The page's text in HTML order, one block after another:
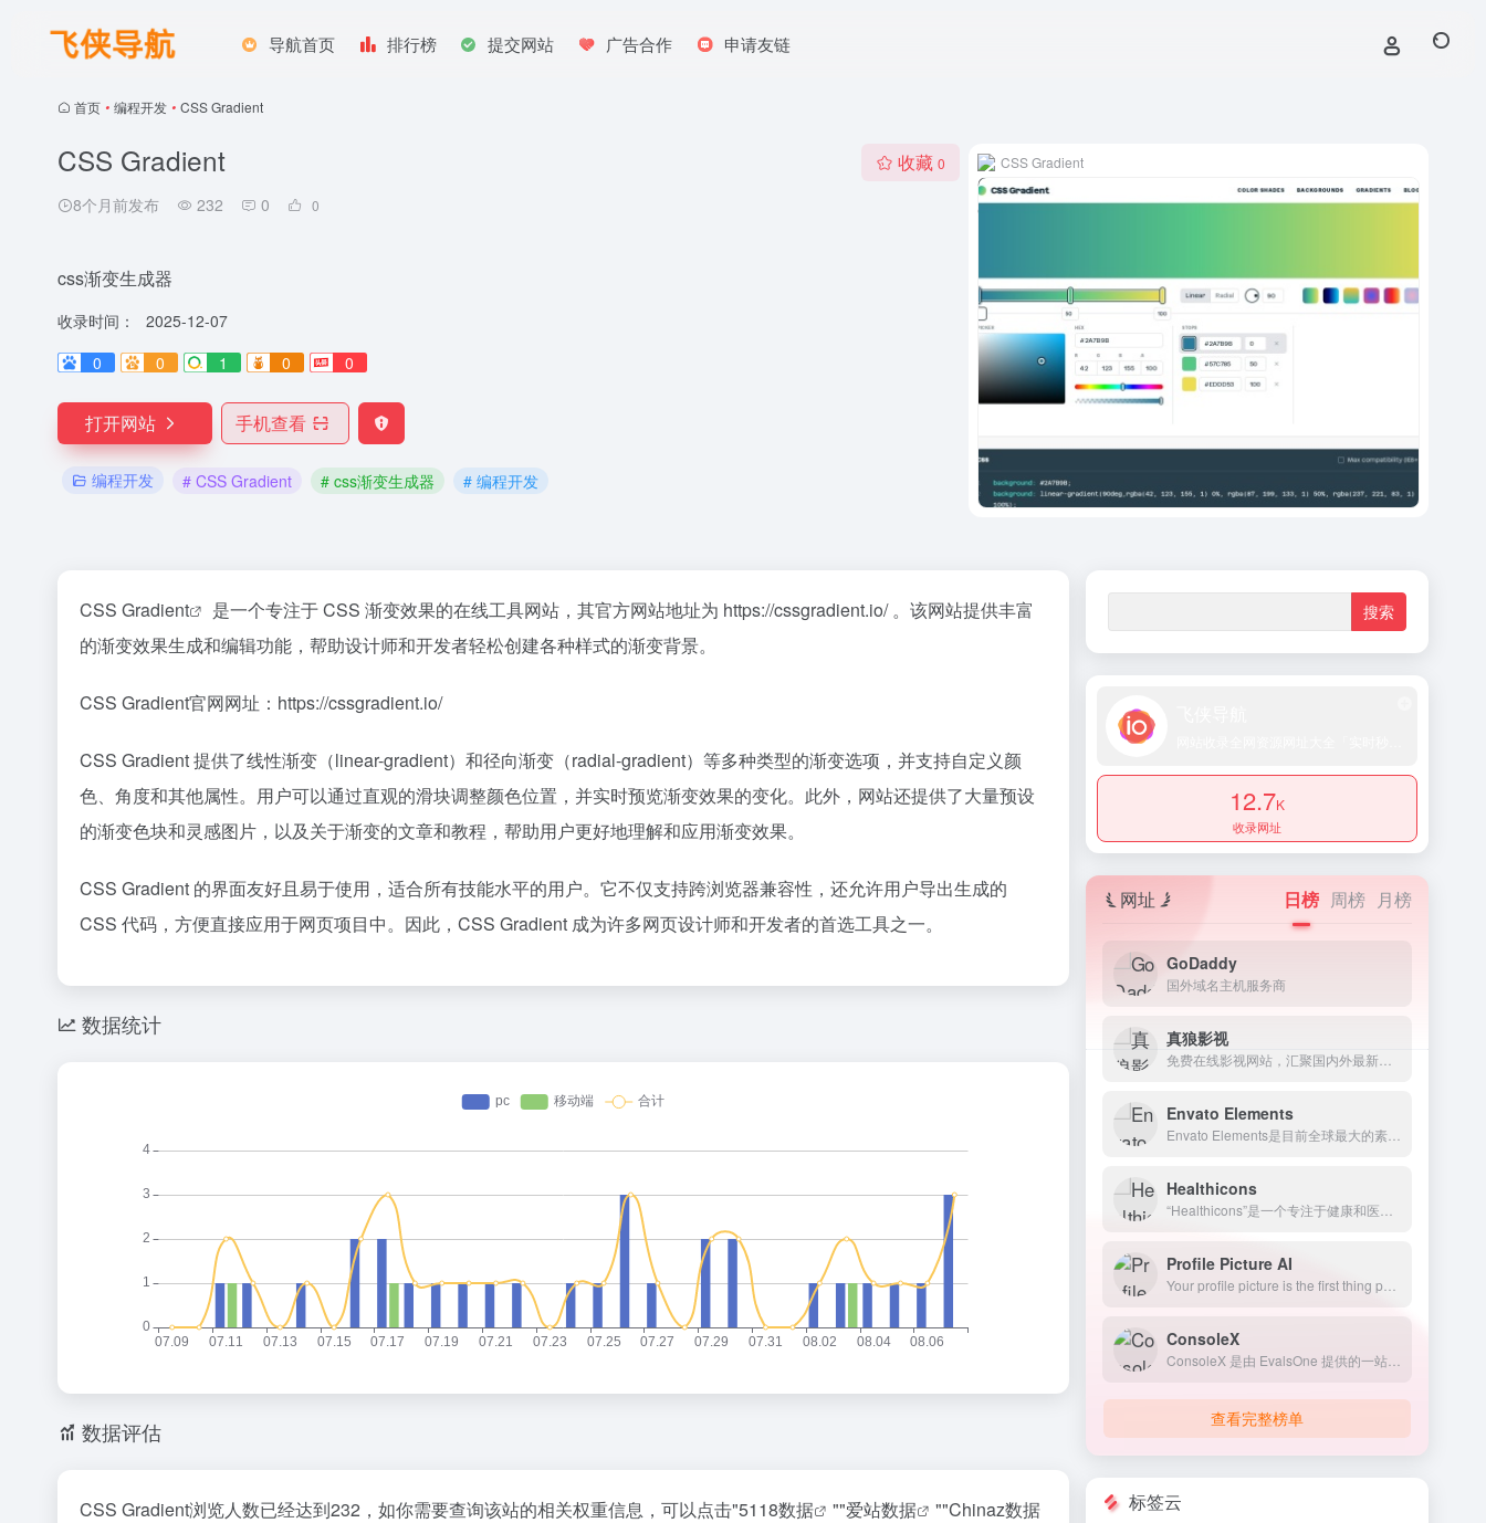
导航首页 排行榜 提交网站 广告合作 申请友链
首页 • 编程开发 • CSS Gradient
CSS Gradient
8个月前发布 232 0 0
收藏 0
css渐变生成器
收录时间：
2025-12-07
0
0 1 0 0
打开网站 手机查看
编程开发 # CSS Gradient # css渐变生成器 # 编程开发
CSS Gradient
CSS Gradient
是一个专注于 CSS 渐变效果的在线工具网站，其官方网站地址为 https://cssgradient.io/ 。该网站提供丰富
的渐变效果生成和编辑功能，帮助设计师和开发者轻松创建各种样式的渐变背景。
CSS Gradient官网网址：https://cssgradient.io/
CSS Gradient 提供了线性渐变（linear-gradient）和径向渐变（radial-gradient）等多种类型的渐变选项，并支持自定义颜
色、角度和其他属性。用户可以通过直观的滑块调整颜色位置，并实时预览渐变效果的变化。此外，网站还提供了大量预设
的渐变色块和灵感图片，以及关于渐变的文章和教程，帮助用户更好地理解和应用渐变效果。
CSS Gradient 的界面友好且易于使用，适合所有技能水平的用户。它不仅支持跨浏览器兼容性，还允许用户导出生成的
CSS 代码，方便直接应用于网页项目中。因此，CSS Gradient 成为许多网页设计师和开发者的首选工具之一。
数据统计
数据评估
CSS Gradient浏览人数已经达到232，如你需要查询该站的相关权重信息，可以点击"5118数据 ""爱站数据 ""Chinaz数据
12.7K
收录网址
网址 日榜 周榜 月榜
GoDaddy
国外域名主机服务商
真狼影视
Envato Elements
Healthicons
Profile Picture AI
ConsoleX
查看完整榜单
标签云